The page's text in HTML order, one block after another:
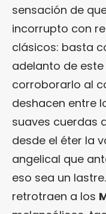
sensación de
incorrupto con
clásicos: basta
adelanto de este
corroborarlo al
deshacen entre
suaves cuerdas
desde el éter la
angelical que
eso sea un
retrotraen a los